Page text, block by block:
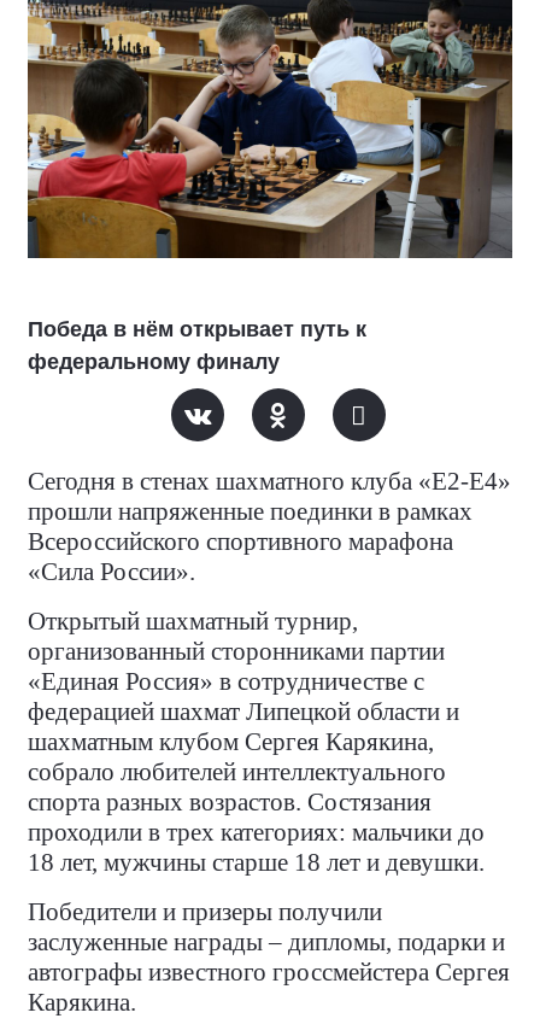
Победа в нём открывает путь к
федеральному финалу
Сегодня в стенах шахматного клуба «Е2-Е4»
прошли напряженные поединки в рамках
Всероссийского спортивного марафона
«Сила России».
Открытый шахматный турнир,
организованный сторонниками партии
«Единая Россия» в сотрудничестве с
федерацией шахмат Липецкой области и
шахматным клубом Сергея Карякина,
собрало любителей интеллектуального
спорта разных возрастов. Состязания
проходили в трех категориях: мальчики до
18 лет, мужчины старше 18 лет и девушки.
Победители и призеры получили
заслуженные награды – дипломы, подарки и
автографы известного гроссмейстера Сергея
Карякина.